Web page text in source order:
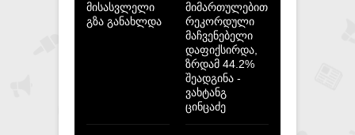
მისასვლელი
გზა განახლდა
მიმართულებით
რეკორდული
მაჩვენებელი
დაფიქსირდა,
ზრდამ 44.2%
შეადგინა -
ვახტანგ
ცინცაძე